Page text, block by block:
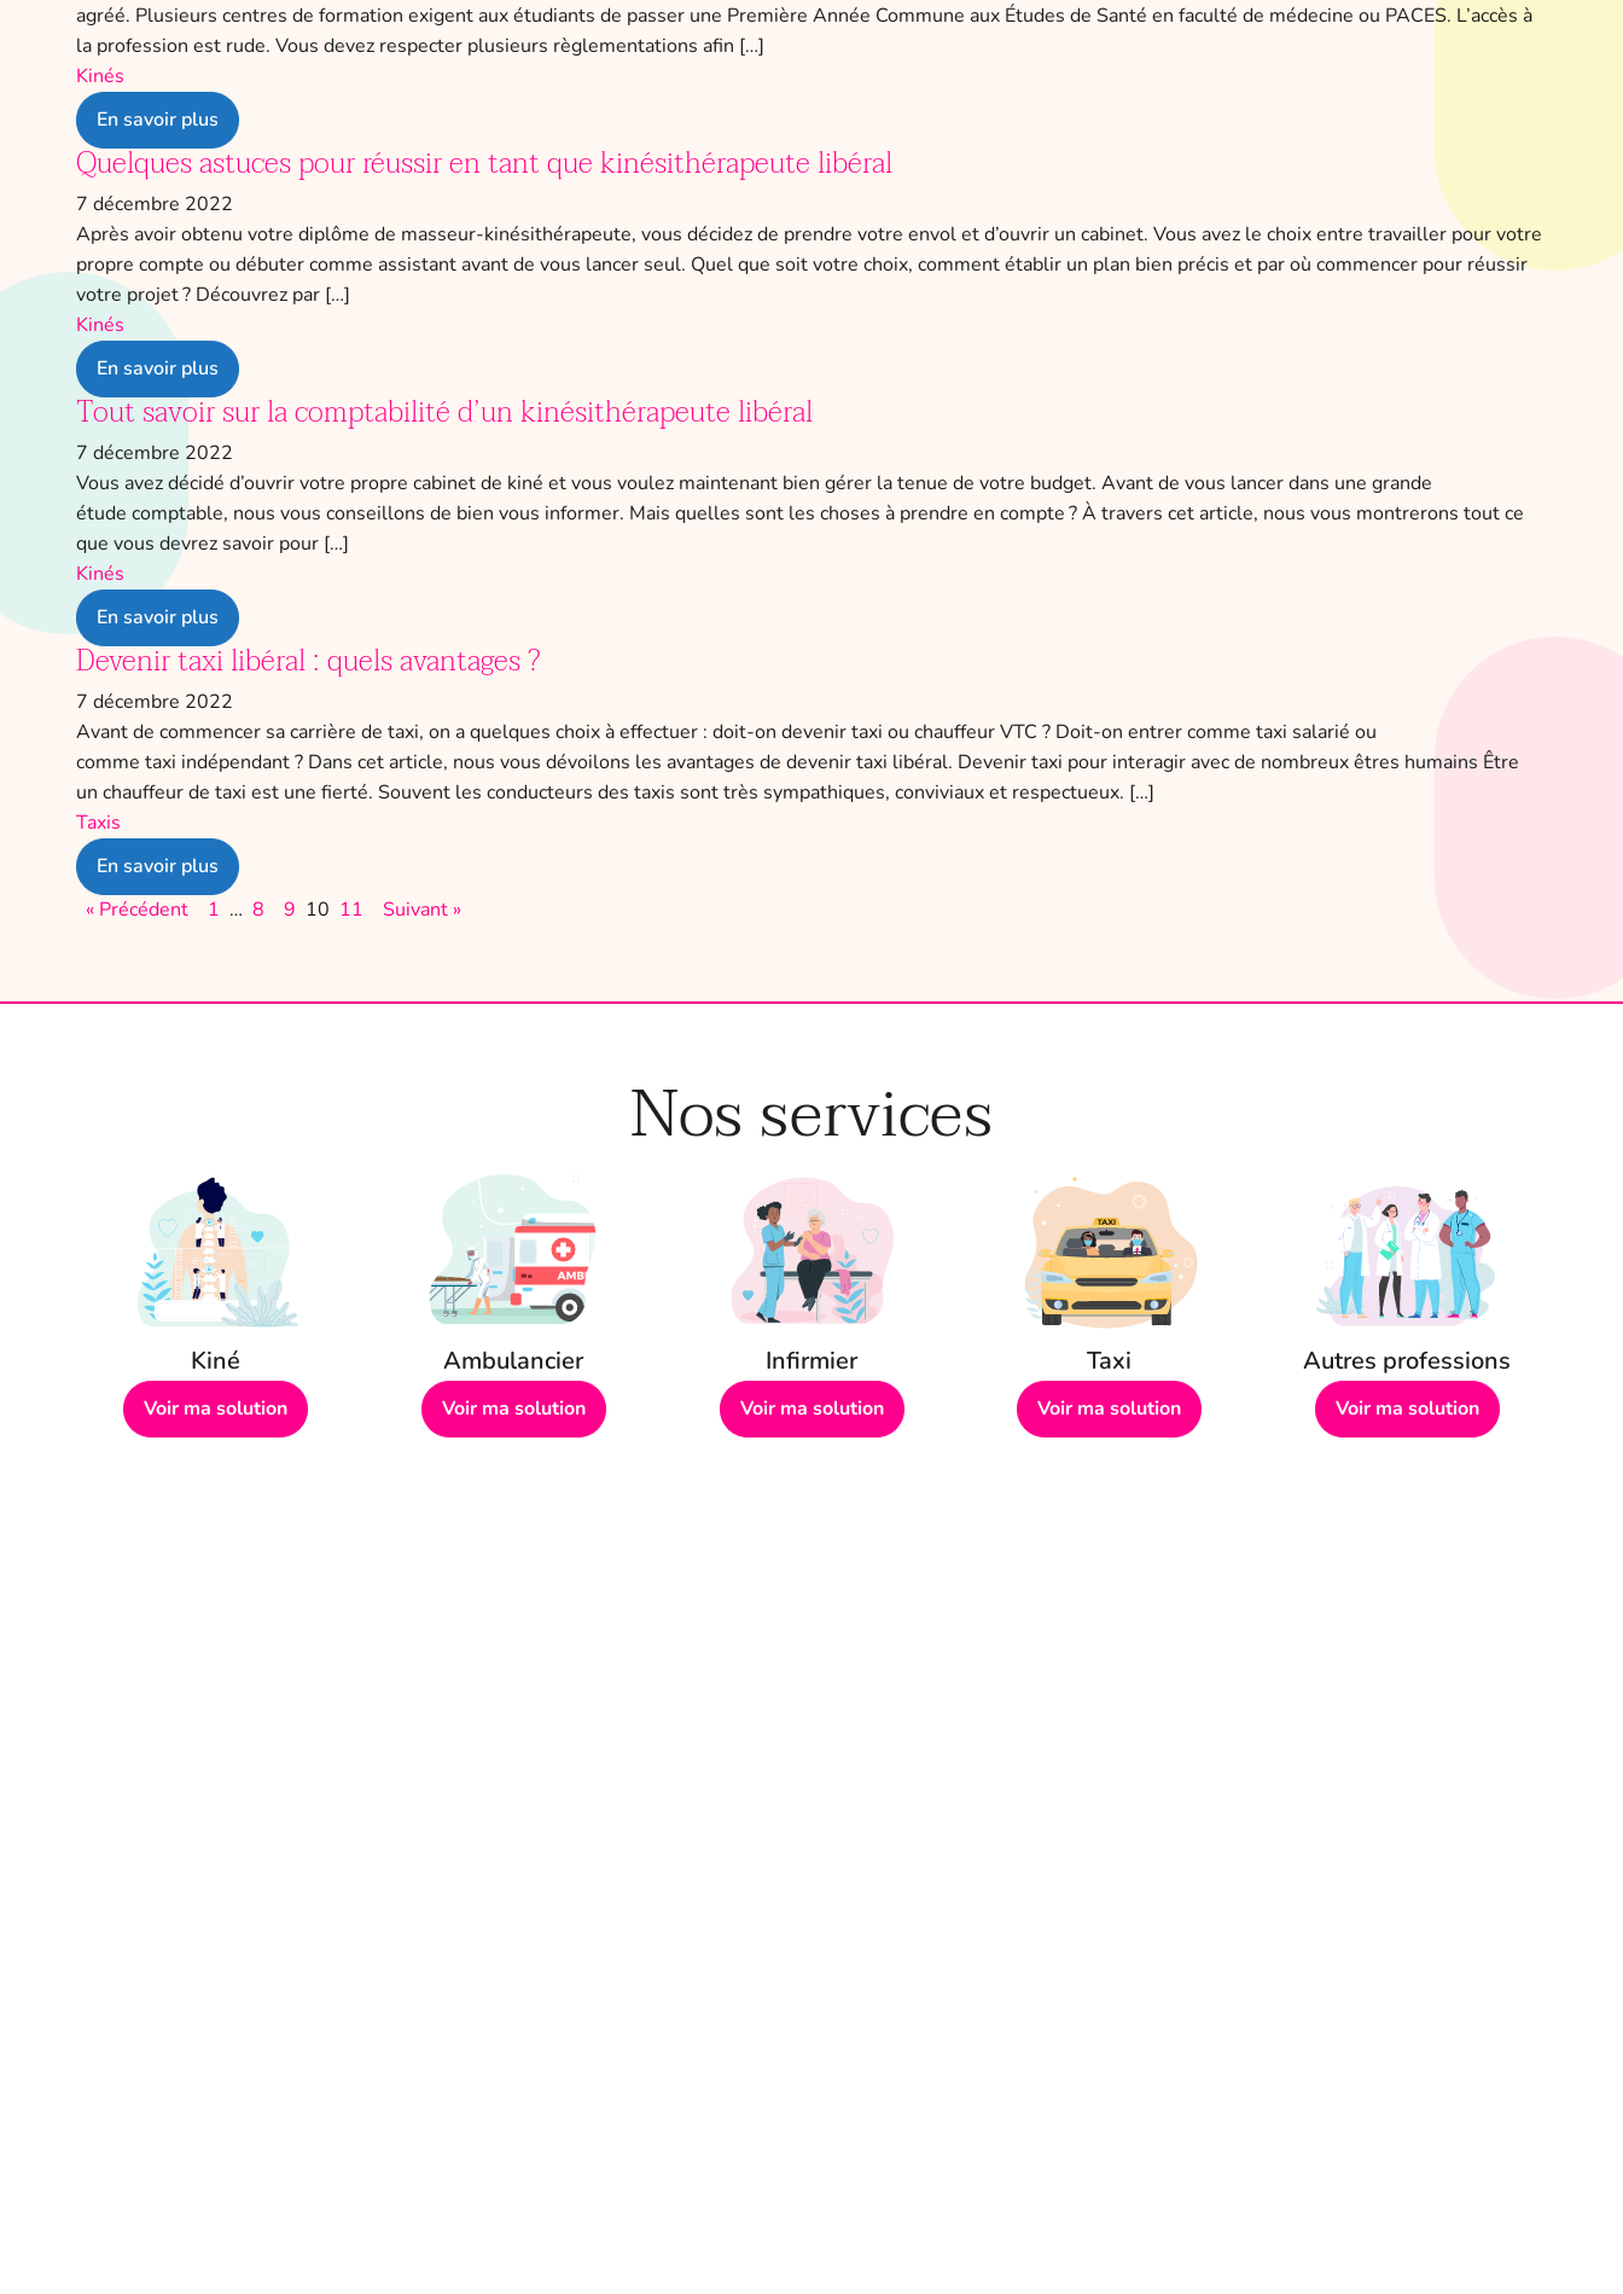
agréé. Plusieurs centres de formation exigent aux étudiants de passer une Première Année Commune aux Études de Santé en faculté de médecine ou PACES. L’accès à
la profession est rude. Vous devez respecter plusieurs règlementations afin […]
Kinés
En savoir plus
Quelques astuces pour réussir en tant que kinésithérapeute libéral
7 décembre 2022
Après avoir obtenu votre diplôme de masseur-kinésithérapeute, vous décidez de prendre votre envol et d’ouvrir un cabinet. Vous avez le choix entre travailler pour votre
propre compte ou débuter comme assistant avant de vous lancer seul. Quel que soit votre choix, comment établir un plan bien précis et par où commencer pour réussir
votre projet ? Découvrez par […]
Kinés
En savoir plus
Tout savoir sur la comptabilité d’un kinésithérapeute libéral
7 décembre 2022
Vous avez décidé d’ouvrir votre propre cabinet de kiné et vous voulez maintenant bien gérer la tenue de votre budget. Avant de vous lancer dans une grande
étude comptable, nous vous conseillons de bien vous informer. Mais quelles sont les choses à prendre en compte ? À travers cet article, nous vous montrerons tout ce
que vous devrez savoir pour […]
Kinés
En savoir plus
Devenir taxi libéral : quels avantages ?
7 décembre 2022
Avant de commencer sa carrière de taxi, on a quelques choix à effectuer : doit-on devenir taxi ou chauffeur VTC ? Doit-on entrer comme taxi salarié ou
comme taxi indépendant ? Dans cet article, nous vous dévoilons les avantages de devenir taxi libéral. Devenir taxi pour interagir avec de nombreux êtres humains Être
un chauffeur de taxi est une fierté. Souvent les conducteurs des taxis sont très sympathiques, conviviaux et respectueux. […]
Taxis
En savoir plus
« Précédent
1 … 8 9 10 11 Suivant »
Nos services
Kiné
Voir ma solution
Ambulancier
Voir ma solution
Infirmier
Voir ma solution
Taxi
Voir ma solution
Autres professions
Voir ma solution